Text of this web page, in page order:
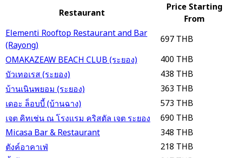
Restaurant
Price Starting
From
Elementi Rooftop Restaurant and Bar
(Rayong)
697 THB
OMAKAZEAW BEACH CLUB (ระยอง)
400 THB
บัวเทอเรส (ระยอง)
438 THB
บ้านเนินพยอม (ระยอง)
363 THB
เดอะ ล็อบบี้ (บ้านฉาง)
573 THB
เจต คิทเช่น ณ โรงแรม คริสตัล เจต ระยอง
690 THB
Micasa Bar & Restaurant
348 THB
ตังค์อาคาเฟ่
218 THB